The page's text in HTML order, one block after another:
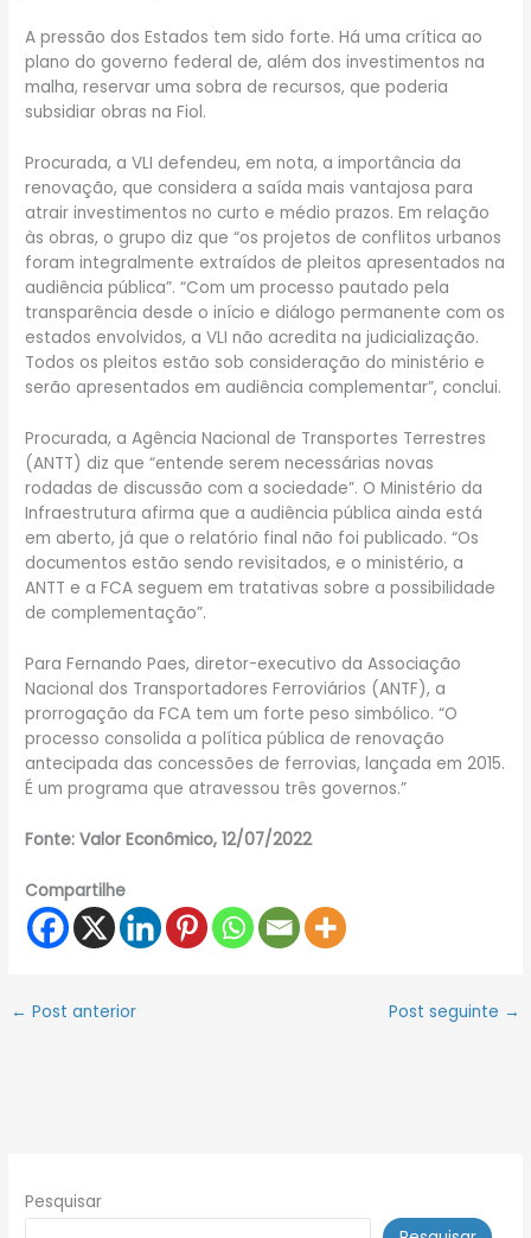
A pressão dos Estados tem sido forte. Há uma crítica ao
plano do governo federal de, além dos investimentos na
malha, reservar uma sobra de recursos, que poderia
subsidiar obras na Fiol.
Procurada, a VLI defendeu, em nota, a importância da
renovação, que considera a saída mais vantajosa para
atrair investimentos no curto e médio prazos. Em relação
às obras, o grupo diz que “os projetos de conflitos urbanos
foram integralmente extraídos de pleitos apresentados na
audiência pública”. “Com um processo pautado pela
transparência desde o início e diálogo permanente com os
estados envolvidos, a VLI não acredita na judicialização.
Todos os pleitos estão sob consideração do ministério e
serão apresentados em audiência complementar”, conclui.
Procurada, a Agência Nacional de Transportes Terrestres
(ANTT) diz que “entende serem necessárias novas
rodadas de discussão com a sociedade”. O Ministério da
Infraestrutura afirma que a audiência pública ainda está
em aberto, já que o relatório final não foi publicado. “Os
documentos estão sendo revisitados, e o ministério, a
ANTT e a FCA seguem em tratativas sobre a possibilidade
de complementação”.
Para Fernando Paes, diretor-executivo da Associação
Nacional dos Transportadores Ferroviários (ANTF), a
prorrogação da FCA tem um forte peso simbólico. “O
processo consolida a política pública de renovação
antecipada das concessões de ferrovias, lançada em 2015.
É um programa que atravessou três governos.”
Fonte:Valor Econômico, 12/07/2022
Compartilhe
← Post anterior Post seguinte →
Pesquisar